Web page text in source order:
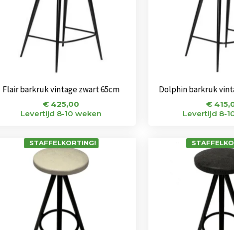
Flair barkruk vintage zwart 65cm
€ 425,00
Levertijd 8-10 weken
Dolphin barkruk
€
Levertijd 8-
STAFFELKORTING!